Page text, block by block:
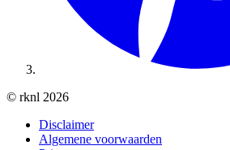
© rknl 2026
Disclaimer
Algemene voorwaarden